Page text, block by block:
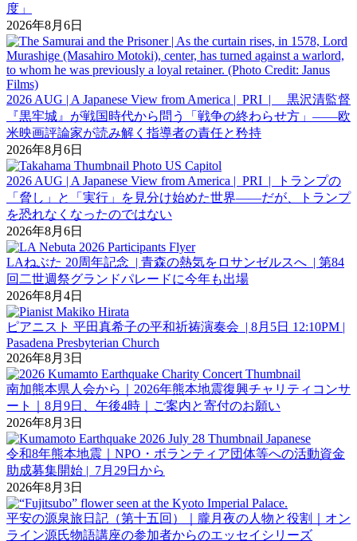
度」
2026年8月6日
2026 AUG | A Japanese View from America | PRI | 黒沢清監督
『黒牢城』が戦国時代から問う「戦争の終わらせ方」――欧
米映画評論家が読み解く指導者の責任と矜持
2026年8月6日
2026 AUG | A Japanese View from America | PRI | トランプの
「脅し」と「実行」を見分け始めた世界――だが、トランプ
を恐れなくなったのではない
2026年8月6日
LAねぶた 20周年記念 | 青森の熱気をロサンゼルスへ | 第84
回二世週祭グランドパレードに今年も出場
2026年8月4日
ピアニスト 平田真希子の平和祈祷演奏会 | 8月5日 12:10PM |
Pasadena Presbyterian Church
2026年8月3日
南加熊本県人会から｜2026年熊本地震復興チャリティコンサ
ート｜8月9日、午後4時｜ご案内と寄付のお願い
2026年8月3日
令和8年熊本地震｜NPO・ボランティア団体等への活動資金
助成募集開始 | 7月29日から
2026年8月3日
平安の源泉旅日記（第十五回）｜朧月夜の人物と役割｜オン
ライン源氏物語講座の参加者からのエッセイシリーズ